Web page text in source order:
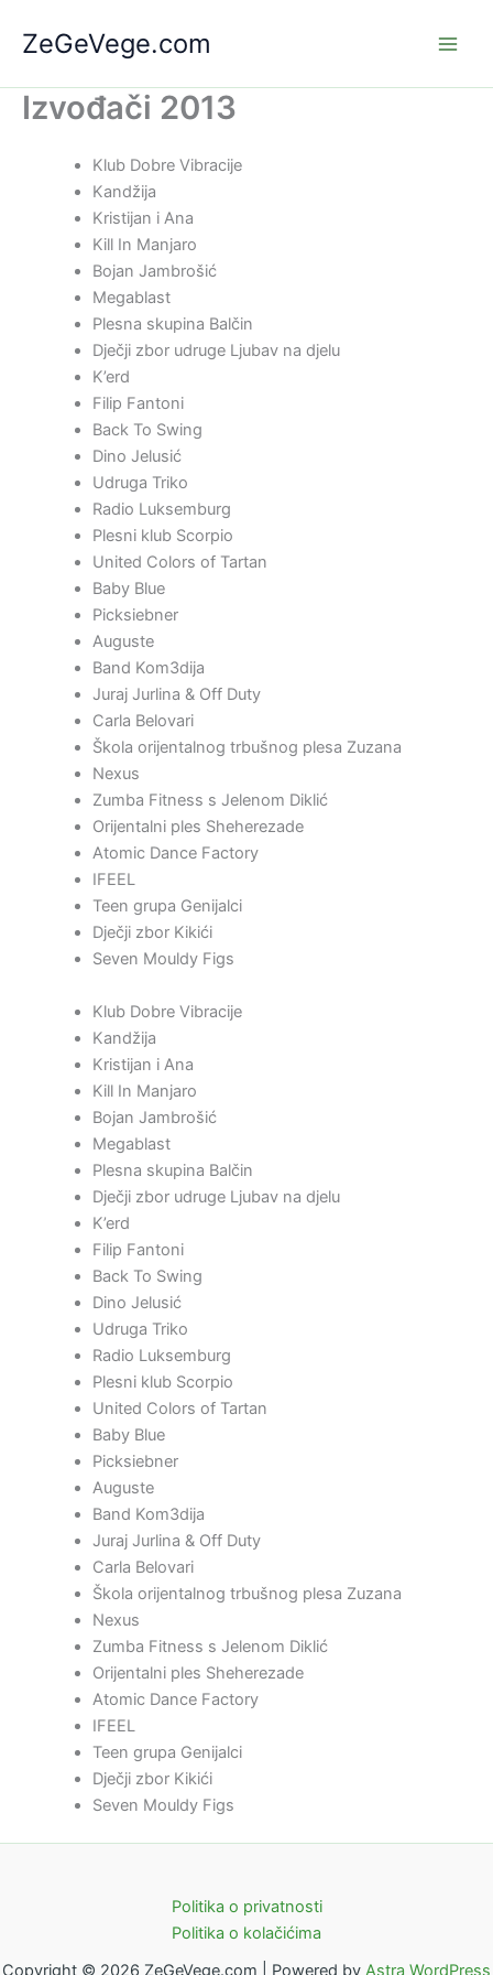
ZeGeVege.com
Izvođači 2013
Klub Dobre Vibracije
Kandžija
Kristijan i Ana
Kill In Manjaro
Bojan Jambrošić
Megablast
Plesna skupina Balčin
Dječji zbor udruge Ljubav na djelu
K’erd
Filip Fantoni
Back To Swing
Dino Jelusić
Udruga Triko
Radio Luksemburg
Plesni klub Scorpio
United Colors of Tartan
Baby Blue
Picksiebner
Auguste
Band Kom3dija
Juraj Jurlina & Off Duty
Carla Belovari
Škola orijentalnog trbušnog plesa Zuzana
Nexus
Zumba Fitness s Jelenom Diklić
Orijentalni ples Sheherezade
Atomic Dance Factory
IFEEL
Teen grupa Genijalci
Dječji zbor Kikići
Seven Mouldy Figs
Klub Dobre Vibracije
Kandžija
Kristijan i Ana
Kill In Manjaro
Bojan Jambrošić
Megablast
Plesna skupina Balčin
Dječji zbor udruge Ljubav na djelu
K’erd
Filip Fantoni
Back To Swing
Dino Jelusić
Udruga Triko
Radio Luksemburg
Plesni klub Scorpio
United Colors of Tartan
Baby Blue
Picksiebner
Auguste
Band Kom3dija
Juraj Jurlina & Off Duty
Carla Belovari
Škola orijentalnog trbušnog plesa Zuzana
Nexus
Zumba Fitness s Jelenom Diklić
Orijentalni ples Sheherezade
Atomic Dance Factory
IFEEL
Teen grupa Genijalci
Dječji zbor Kikići
Seven Mouldy Figs
Politika o privatnosti
Politika o kolačićima
Copyright © 2026 ZeGeVege.com | Powered by Astra WordPress